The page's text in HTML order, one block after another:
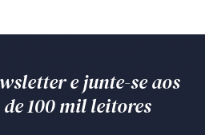
e junte-se aos
100 mil leitores